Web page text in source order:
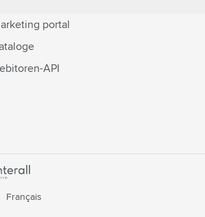
portal
API
Français